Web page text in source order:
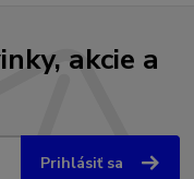
akcie a
Prihlásiť sa